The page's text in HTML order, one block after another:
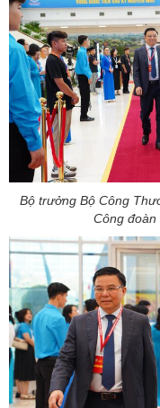
Bộ trưởng Bộ Công
Công đoàn